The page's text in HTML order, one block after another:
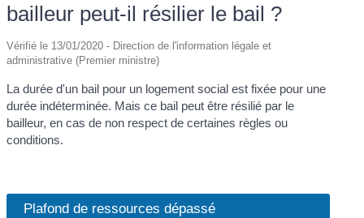
bailleur peut-il résilier le bail ?
Vérifié le 13/01/2020 - Direction de l'information légale et
administrative (Premier ministre)
La durée d'un bail pour un logement social est fixée pour une
durée indéterminée. Mais ce bail peut être résilié par le
bailleur, en cas de non respect de certaines règles ou
conditions.
Plafond de ressources dépassé